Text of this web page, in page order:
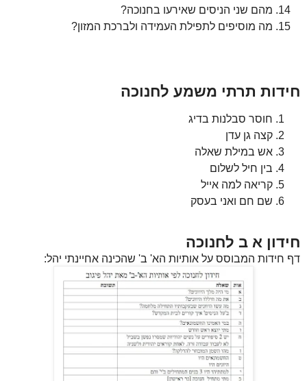
מהם שני הניסים שאירעו בחנוכה?
מה מוסיפים לתפילת העמידה ולברכת המזון?
חידות תרתי משמע לחנוכה
חוסר סבלנות בדיג
קצה גן עדן
אש במילת שאלה
בין חיל לשלום
קריאה למה אייל
שם חם ואני בעסק
חידון א ב לחנוכה
דף חידות המבוסס על אותיות הא' ב' שהכינה אחיינתי יהל: